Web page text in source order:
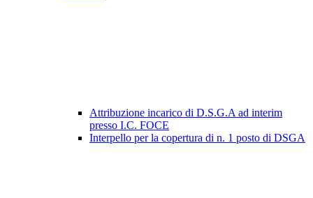
Attribuzione incarico di D.S.G.A ad interim
presso I.C. FOCE
Interpello per la copertura di n. 1 posto di DSGA